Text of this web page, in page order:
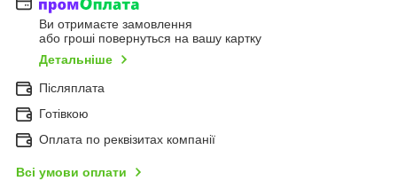
Ви отримаєте замовлення
або гроші повернуться на вашу картку
Детальніше
Післяплата
Готівкою
Оплата по реквізитах компанії
Всі умови оплати